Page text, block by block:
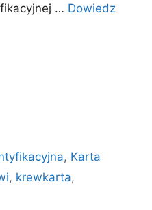
… Dowiedz
, Karta
, krewkarta,